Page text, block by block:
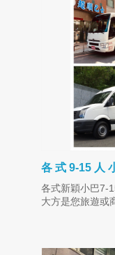
各 式 9-15 人
各式新穎小巴7-
大方是您旅遊或